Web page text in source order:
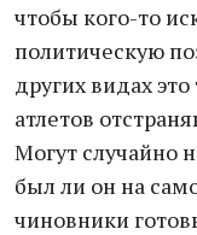
чтобы кого-то
политическую
других видах
атлетов
Могут случайно
был ли он на
чиновники